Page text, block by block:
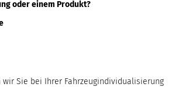
oder einem Produkt?
wir Sie bei Ihrer Fahrzeugindividualisierung